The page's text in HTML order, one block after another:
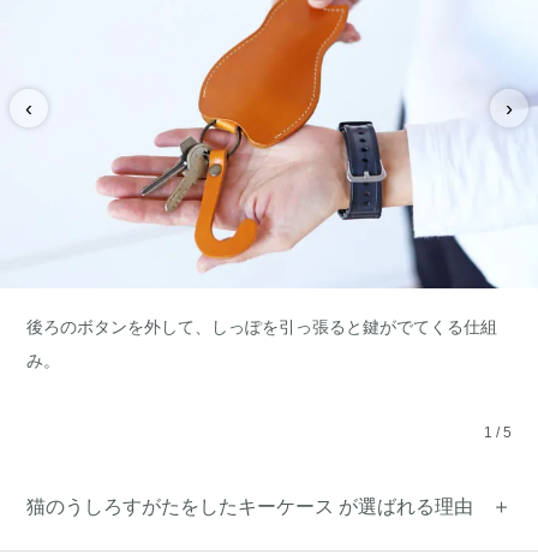
‹ ›
後ろのボタンを外して、しっぽを引っ張ると鍵がでてくる仕組
み。
1 /5
猫のうしろすがたをしたキーケース が選ばれる理由